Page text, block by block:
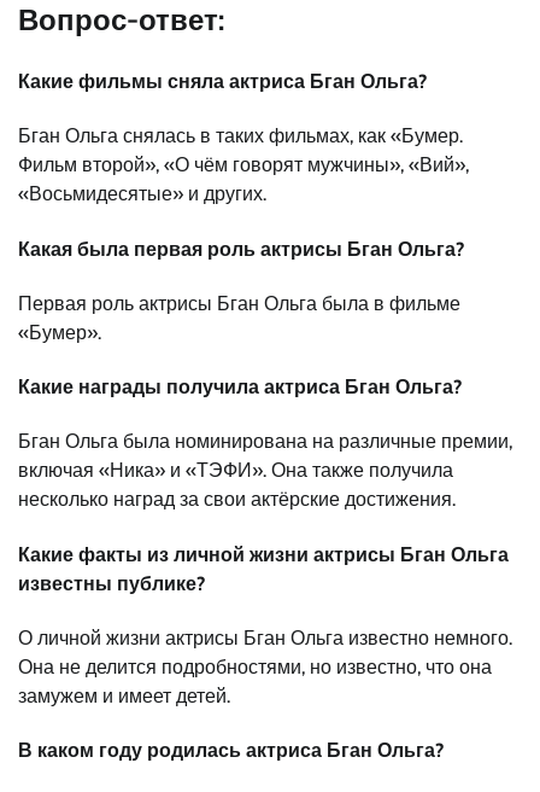
Вопрос-ответ:
Какие фильмы сняла актриса Бган Ольга?
Бган Ольга снялась в таких фильмах, как «Бумер.
Фильм второй», «О чём говорят мужчины», «Вий»,
«Восьмидесятые» и других.
Какая была первая роль актрисы Бган Ольга?
Первая роль актрисы Бган Ольга была в фильме
«Бумер».
Какие награды получила актриса Бган Ольга?
Бган Ольга была номинирована на различные премии,
включая «Ника» и «ТЭФИ». Она также получила
несколько наград за свои актёрские достижения.
Какие факты из личной жизни актрисы Бган Ольга
известны публике?
О личной жизни актрисы Бган Ольга известно немного.
Она не делится подробностями, но известно, что она
замужем и имеет детей.
В каком году родилась актриса Бган Ольга?